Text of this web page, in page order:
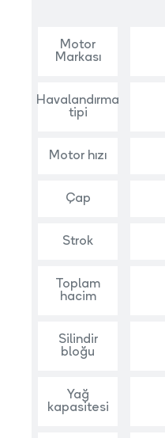
Motor
Markası
Havalandırma
tipi
Motor hızı
Çap
Strok
Toplam
hacim
Silindir
bloğu
Yağ
kapasitesi